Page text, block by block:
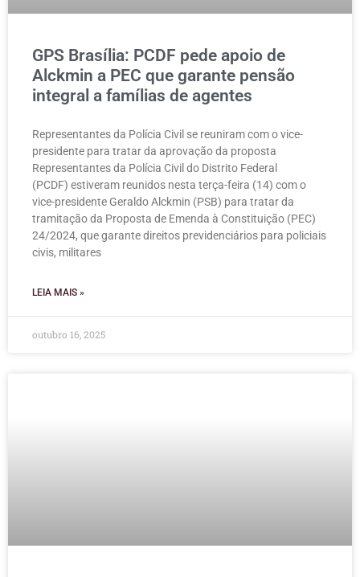
GPS Brasília: PCDF pede apoio de
Alckmin a PEC que garante pensão
integral a famílias de agentes
Representantes da Polícia Civil se reuniram com o vice-
presidente para tratar da aprovação da proposta
Representantes da Polícia Civil do Distrito Federal
(PCDF) estiveram reunidos nesta terça-feira (14) com o
vice-presidente Geraldo Alckmin (PSB) para tratar da
tramitação da Proposta de Emenda à Constituição (PEC)
24/2024, que garante direitos previdenciários para policiais
civis, militares
LEIA MAIS »
outubro 16, 2025